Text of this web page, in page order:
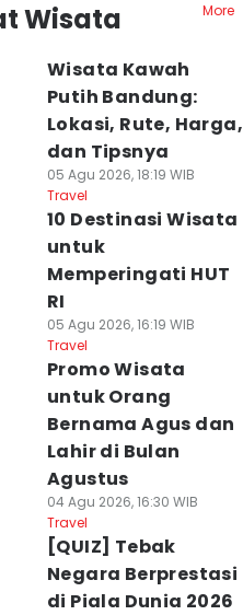
Wisata
More
Wisata Kawah
Putih Bandung:
Lokasi, Rute, Harga,
dan Tipsnya
05 Agu 2026, 18:19 WIB
Travel
10 Destinasi Wisata
untuk
Memperingati HUT
RI
05 Agu 2026, 16:19 WIB
Travel
Promo Wisata
untuk Orang
Bernama Agus dan
Lahir di Bulan
Agustus
04 Agu 2026, 16:30 WIB
Travel
[QUIZ] Tebak
Negara Berprestasi
di Piala Dunia 2026